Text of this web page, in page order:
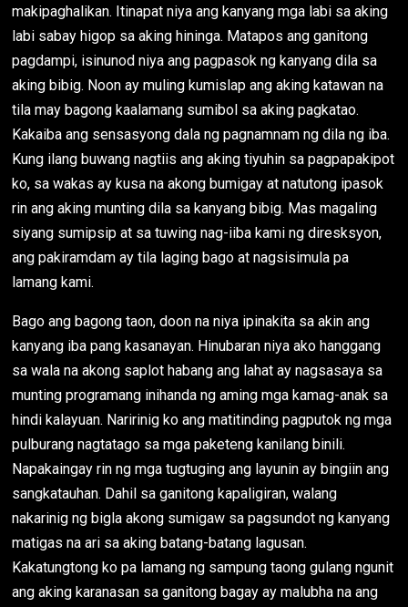
makipaghalikan. Itinapat niya ang kanyang mga labi sa aking
labi sabay higop sa aking hininga. Matapos ang ganitong
pagdampi, isinunod niya ang pagpasok ng kanyang dila sa
aking bibig. Noon ay muling kumislap ang aking katawan na
tila may bagong kaalamang sumibol sa aking pagkatao.
Kakaiba ang sensasyong dala ng pagnamnam ng dila ng iba.
Kung ilang buwang nagtiis ang aking tiyuhin sa pagpapakipot
ko, sa wakas ay kusa na akong bumigay at natutong ipasok
rin ang aking munting dila sa kanyang bibig. Mas magaling
siyang sumipsip at sa tuwing nag-iiba kami ng diresksyon,
ang pakiramdam ay tila laging bago at nagsisimula pa
lamang kami.
Bago ang bagong taon, doon na niya ipinakita sa akin ang
kanyang iba pang kasanayan. Hinubaran niya ako hanggang
sa wala na akong saplot habang ang lahat ay nagsasaya sa
munting programang inihanda ng aming mga kamag-anak sa
hindi kalayuan. Naririnig ko ang matitinding pagputok ng mga
pulburang nagtatago sa mga paketeng kanilang binili.
Napakaingay rin ng mga tugtuging ang layunin ay bingiin ang
sangkatauhan. Dahil sa ganitong kapaligiran, walang
nakarinig ng bigla akong sumigaw sa pagsundot ng kanyang
matigas na ari sa aking batang-batang lagusan.
Kakatungtong ko pa lamang ng sampung taong gulang ngunit
ang aking karanasan sa ganitong bagay ay malubha na ang